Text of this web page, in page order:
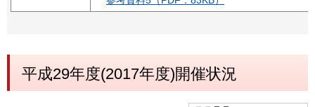
平成29年度(2017年度)開催状況